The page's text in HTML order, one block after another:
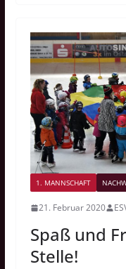
1. MANNSCHAFT
21. Februar 2020
Spaß und
Stelle!